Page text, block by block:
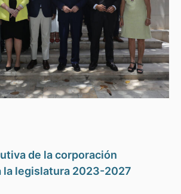
de la corporación
la legislatura 2023-2027